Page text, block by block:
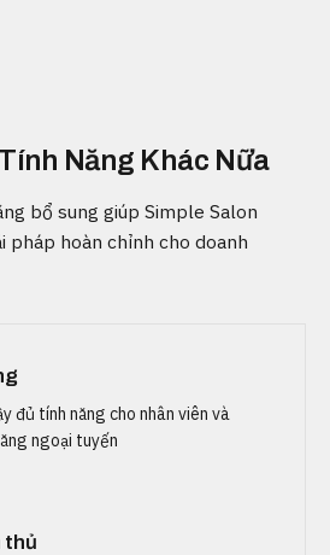
Năng Khác Nữa
bổ sung giúp Simple Salon
pháp hoàn chỉnh cho doanh
đủ tính năng cho nhân viên và
ngoại tuyến
thủ